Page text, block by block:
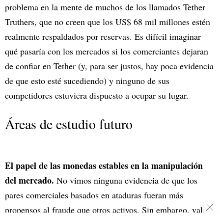
problema en la mente de muchos de los llamados Tether
Truthers, que no creen que los US$ 68 mil millones estén
realmente respaldados por reservas. Es difícil imaginar
qué pasaría con los mercados si los comerciantes dejaran
de confiar en Tether (y, para ser justos, hay poca evidencia
de que esto esté sucediendo) y ninguno de sus
competidores estuviera dispuesto a ocupar su lugar.
Áreas de estudio futuro
El papel de las monedas estables en la manipulación
del mercado. No vimos ninguna evidencia de que los
pares comerciales basados en ataduras fueran más
propensos al fraude que otros activos. Sin embargo, vale